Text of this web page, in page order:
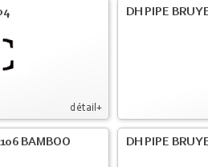
détail+
DH PIPE
BAMBOO DH PIPE